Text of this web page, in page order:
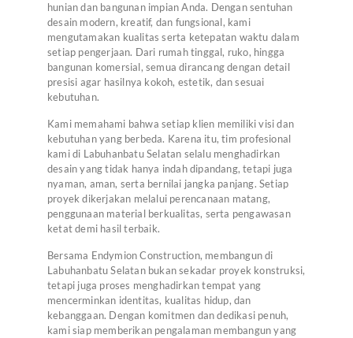
hunian dan bangunan impian Anda. Dengan sentuhan
desain modern, kreatif, dan fungsional, kami
mengutamakan kualitas serta ketepatan waktu dalam
setiap pengerjaan. Dari rumah tinggal, ruko, hingga
bangunan komersial, semua dirancang dengan detail
presisi agar hasilnya kokoh, estetik, dan sesuai
kebutuhan.
Kami memahami bahwa setiap klien memiliki visi dan
kebutuhan yang berbeda. Karena itu, tim profesional
kami di Labuhanbatu Selatan selalu menghadirkan
desain yang tidak hanya indah dipandang, tetapi juga
nyaman, aman, serta bernilai jangka panjang. Setiap
proyek dikerjakan melalui perencanaan matang,
penggunaan material berkualitas, serta pengawasan
ketat demi hasil terbaik.
Bersama Endymion Construction, membangun di
Labuhanbatu Selatan bukan sekadar proyek konstruksi,
tetapi juga proses menghadirkan tempat yang
mencerminkan identitas, kualitas hidup, dan
kebanggaan. Dengan komitmen dan dedikasi penuh,
kami siap memberikan pengalaman membangun yang